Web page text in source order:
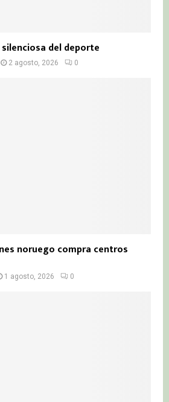
del deporte
2 agosto, 2026 0
noruego compra centros
1 agosto, 2026 0